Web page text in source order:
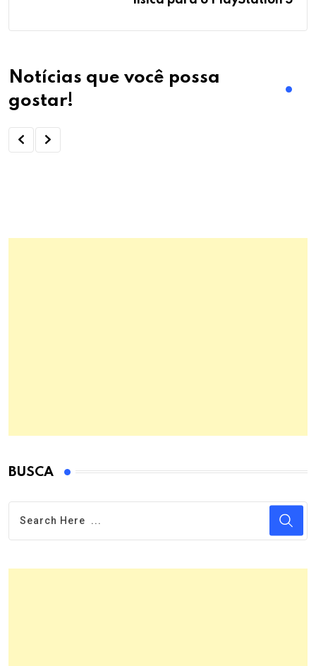
Notícias que você possa
gostar!
BUSCA